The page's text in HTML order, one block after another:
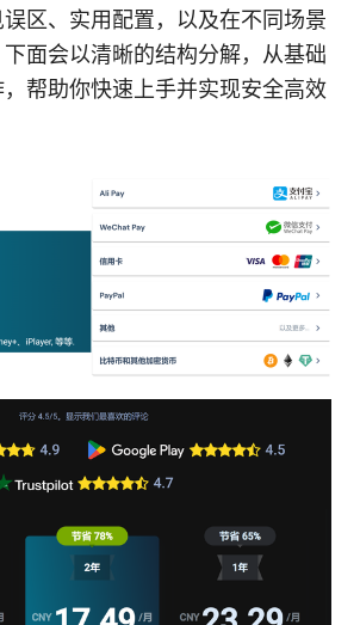
区、实用配置，以及在不同场景
面会以清晰的结构分解，从基础
帮助你快速上手并实现安全高效